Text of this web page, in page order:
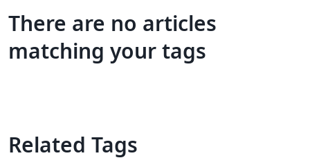
There are no articles
matching your tags
Related Tags